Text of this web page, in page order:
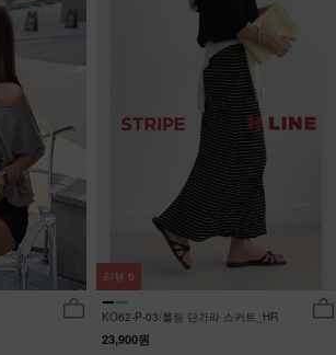
KO62-P-03/롤링 단가라 스커트_HR
23,900원
리뷰 6